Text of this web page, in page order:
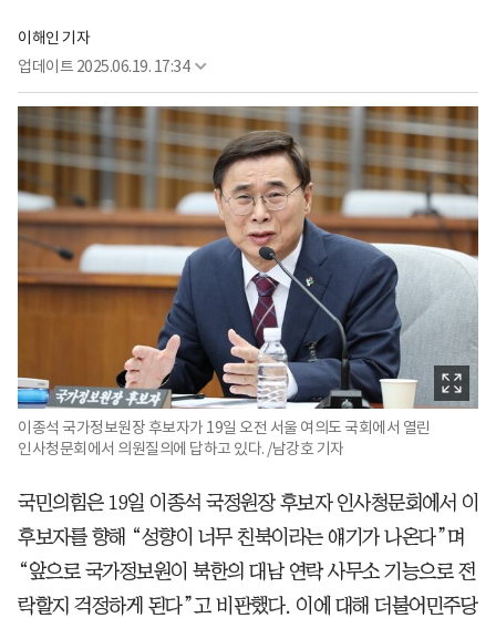
이해인 기자
업데이트 2025.06.19. 17:34
이종석 국가정보원장 후보자가 19일 오전 서울 여의도 국회에서 열린
인사청문회에서 의원질의에 답하고 있다. /남강호 기자
국민의힘은 19일 이종석 국정원장 후보자 인사청문회에서 이
후보자를 향해 “성향이 너무 친북이라는 얘기가 나온다”며
“앞으로 국가정보원이 북한의 대남 연락 사무소 기능으로 전
락할지 걱정하게 된다”고 비판했다. 이에 대해 더불어민주당